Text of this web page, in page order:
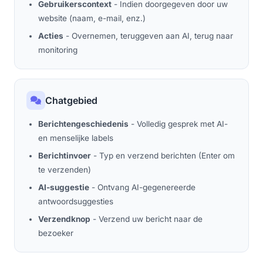
Gebruikerscontext - Indien doorgegeven door uw
website (naam, e-mail, enz.)
Acties - Overnemen, teruggeven aan AI, terug naar
monitoring
Chatgebied
Berichtengeschiedenis - Volledig gesprek met AI-
en menselijke labels
Berichtinvoer - Typ en verzend berichten (Enter om
te verzenden)
AI-suggestie - Ontvang AI-gegenereerde
antwoordsuggesties
Verzendknop - Verzend uw bericht naar de
bezoeker